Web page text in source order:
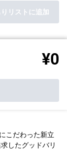
りリストに追加
¥0
こだわった新立
したグッドバリ